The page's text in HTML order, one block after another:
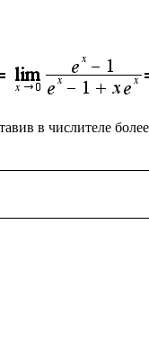
в числителе